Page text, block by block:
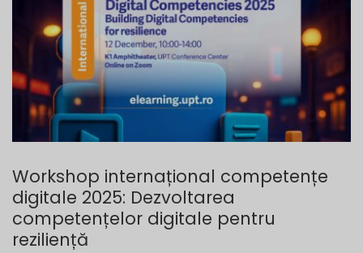
Workshop internațional competențe
digitale 2025: Dezvoltarea
competențelor digitale pentru
reziliență